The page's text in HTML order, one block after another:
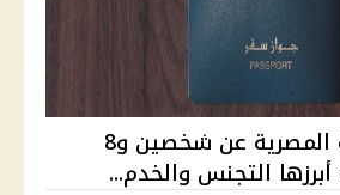
إسقاط الجنسية المصرية عن شخصين و8
التجنس والخدم...